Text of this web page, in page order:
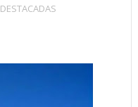
DESTACADAS